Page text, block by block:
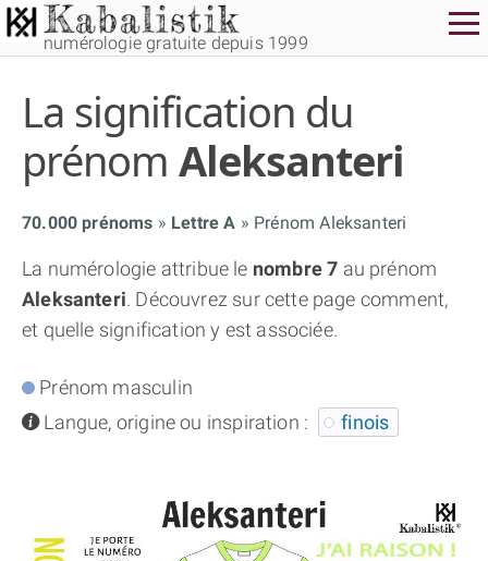
numérologie gratuite depuis 1999
La signification du
prénom Aleksanteri
70.000 prénoms Lettre A Prénom Aleksanteri
La numérologie attribue le nombre 7 au prénom
Aleksanteri. Découvrez sur cette page comment,
et quelle signification y est associée.
Prénom masculin
infoLangue, origine ou inspiration : finois
THÈME GRATUIT
THÈME NUMÉROLOGIQUE APPROFONDI
THÈME TEMPOREL
NUMÉROSCOPE
THÈME « DOUBLE JE »